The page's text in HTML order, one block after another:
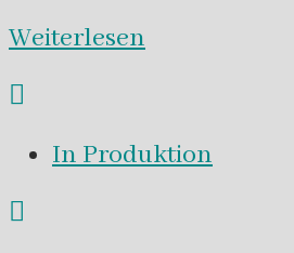
Weiterlesen
In Produktion